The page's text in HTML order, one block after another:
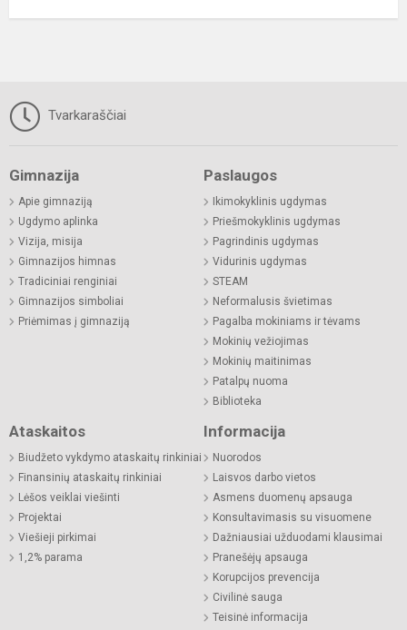
Tvarkaraščiai
Gimnazija
Apie gimnaziją
Ugdymo aplinka
Vizija, misija
Gimnazijos himnas
Tradiciniai renginiai
Gimnazijos simboliai
Priėmimas į gimnaziją
Paslaugos
Ikimokyklinis ugdymas
Priešmokyklinis ugdymas
Pagrindinis ugdymas
Vidurinis ugdymas
STEAM
Neformalusis švietimas
Pagalba mokiniams ir tėvams
Mokinių vežiojimas
Mokinių maitinimas
Patalpų nuoma
Biblioteka
Ataskaitos
Biudžeto vykdymo ataskaitų rinkiniai
Finansinių ataskaitų rinkiniai
Lėšos veiklai viešinti
Projektai
Viešieji pirkimai
1,2% parama
Informacija
Nuorodos
Laisvos darbo vietos
Asmens duomenų apsauga
Konsultavimasis su visuomene
Dažniausiai užduodami klausimai
Pranešėjų apsauga
Korupcijos prevencija
Civilinė sauga
Teisinė informacija